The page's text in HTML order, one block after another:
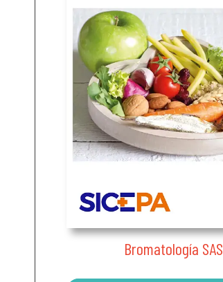
Bromatología SAS